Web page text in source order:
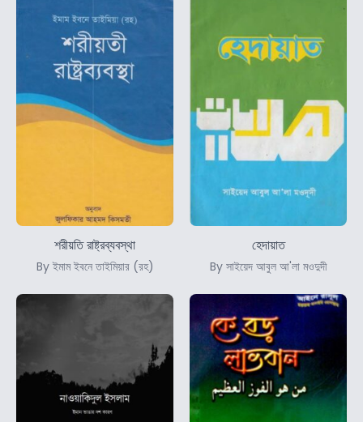
শরীয়তি রাষ্ট্রব্যবস্থা
By ইমাম ইবনে তাইমিয়ার (রহ)
হেদায়াত
By সাইয়েদ আবুল আ'লা মওদুদী